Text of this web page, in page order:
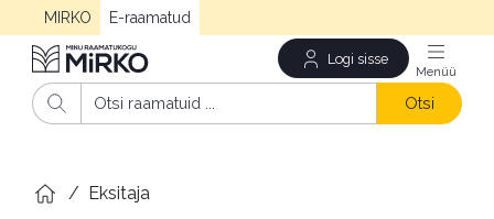
MIRKO E-raamatud
Logi sisse
Otsi
/ Eksitaja